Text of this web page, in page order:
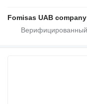
Fomisas UAB company